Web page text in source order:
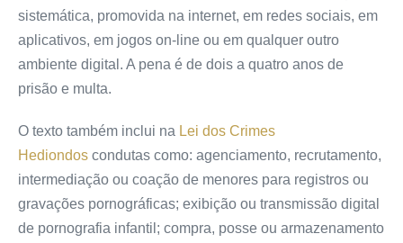
sistemática, promovida na internet, em redes sociais, em
aplicativos, em jogos on-line ou em qualquer outro
ambiente digital. A pena é de dois a quatro anos de
prisão e multa.
O texto também inclui na Lei dos Crimes
Hediondos condutas como: agenciamento, recrutamento,
intermediação ou coação de menores para registros ou
gravações pornográficas; exibição ou transmissão digital
de pornografia infantil; compra, posse ou armazenamento